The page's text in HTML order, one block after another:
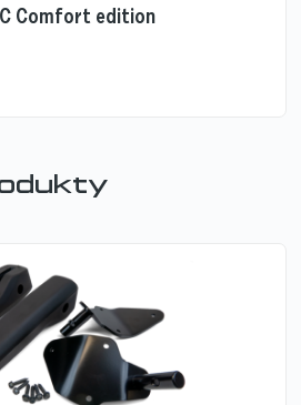
Comfort edition